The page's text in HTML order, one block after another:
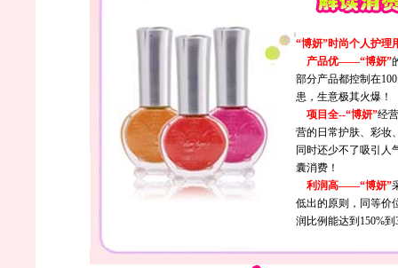
“博妍”时尚个人护理
产品优——“博妍”
部分产品都控制在
患，生意极其火爆！
项目全--“博妍”经
营的日常护肤、彩妆
同时还少不了吸引人
囊消费！
利润高——“博妍”
低出的原则，同等价
润比例能达到150%